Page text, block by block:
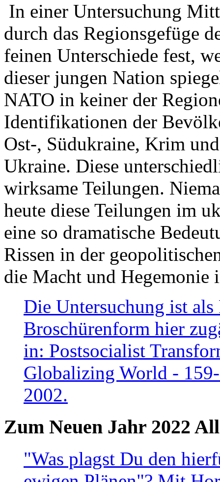
In einer Untersuchung
durch das Regionsgefüge
feinen Unterschiede fest,
dieser jungen Nation
NATO in keiner der
Identifikationen der
Ost-, Südukraine, Krim
Ukraine. Diese
wirksame Teilungen.
heute diese Teilungen im
eine so dramatische
Rissen in der
die Macht und Hegemonie
Die Untersuchung ist
Broschürenform hier
in: Postsocialist
Globalizing World -
2002.
Zum Neuen Jahr 2022
"Was plagst Du den